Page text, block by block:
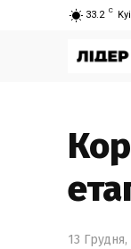
33.2 C
13 Грудня,